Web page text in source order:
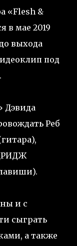
«Flesh &
в мае 2019
выхода
под
Дэвида
Реб
и с
сыграть
а также